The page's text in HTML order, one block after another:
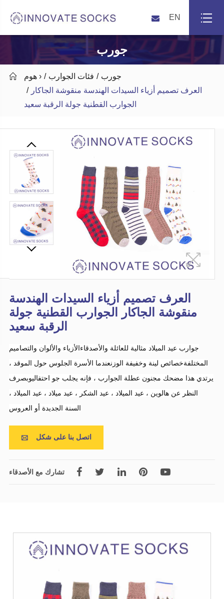
EN
جورب
 هوم › فئات الجوارب
جورب
العرف تصميم أزياء السيدات الهندسة منقوشة الجاكار
الجوارب القطنية جولة الرقبة سعيد
العرف تصميم أزياء السيدات الهندسة
منقوشة الجاكار الجوارب القطنية جولة
الرقبة سعيد
جوارب عيد الميلاد مثالية للعائلة والأصدقاءالأزياء والألوان والتصاميم
المختلفةخصائص لينة وخفيفة الوزنعندما الأسرة الجلوس حول الموقد ،
يرتدي هذا مضحك مجنون عطلة الجوارب ، فإنه يجلب جو احتفاليوبصرف
النظر عن هالوين ، عيد الميلاد ، عيد الشكر ، عيد ميلاد ، عيد الميلاد ،
السنة الجديدة أو العروس
 اتصل بنا على شكل
تشارك مع الأصدقاء